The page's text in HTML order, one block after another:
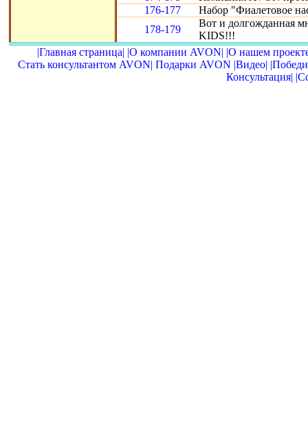
176-177
Набор "Фиалетовое
178-179
Вот и долгожданная
KIDS!!!
|Главная страница| |О компании AVON| |О нашем
Стать консультантом AVON| Подарки AVON |Видео|
Консультация|